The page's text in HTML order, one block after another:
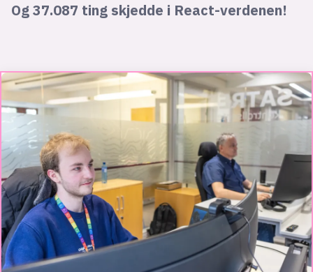
Og 37.087 ting skjedde i React-verdenen!